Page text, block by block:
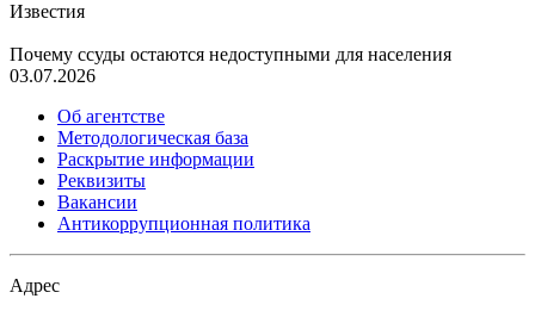
Известия
Почему ссуды остаются недоступными для населения
03.07.2026
Об агентстве
Методологическая база
Раскрытие информации
Реквизиты
Вакансии
Антикоррупционная политика
Адрес